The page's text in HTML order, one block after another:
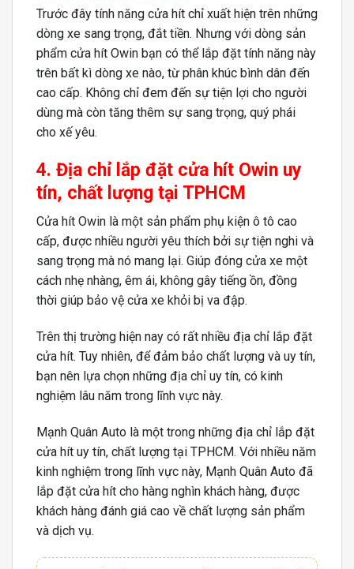
Trước đây tính năng cửa hít chỉ xuất hiện trên những
dòng xe sang trọng, đắt tiền. Nhưng với dòng sản
phẩm cửa hít Owin bạn có thể lắp đặt tính năng này
trên bất kì dòng xe nào, từ phân khúc bình dân đến
cao cấp. Không chỉ đem đến sự tiện lợi cho người
dùng mà còn tăng thêm sự sang trọng, quý phái
cho xế yêu.
4. Địa chỉ lắp đặt cửa hít Owin uy
tín, chất lượng tại TPHCM
Cửa hít Owin là một sản phẩm phụ kiện ô tô cao
cấp, được nhiều người yêu thích bởi sự tiện nghi và
sang trọng mà nó mang lại. Giúp đóng cửa xe một
cách nhẹ nhàng, êm ái, không gây tiếng ồn, đồng
thời giúp bảo vệ cửa xe khỏi bị va đập.
Trên thị trường hiện nay có rất nhiều địa chỉ lắp đặt
cửa hít. Tuy nhiên, để đảm bảo chất lượng và uy tín,
bạn nên lựa chọn những địa chỉ uy tín, có kinh
nghiệm lâu năm trong lĩnh vực này.
Mạnh Quân Auto là một trong những địa chỉ lắp đặt
cửa hít uy tín, chất lượng tại TPHCM. Với nhiều năm
kinh nghiệm trong lĩnh vực này, Mạnh Quân Auto đã
lắp đặt cửa hít cho hàng nghìn khách hàng, được
khách hàng đánh giá cao về chất lượng sản phẩm
và dịch vụ.